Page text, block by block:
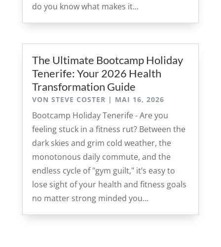
do you know what makes it...
The Ultimate Bootcamp Holiday
Tenerife: Your 2026 Health
Transformation Guide
VON STEVE COSTER | MAI 16, 2026
Bootcamp Holiday Tenerife - Are you
feeling stuck in a fitness rut? Between the
dark skies and grim cold weather, the
monotonous daily commute, and the
endless cycle of "gym guilt," it’s easy to
lose sight of your health and fitness goals
no matter strong minded you...